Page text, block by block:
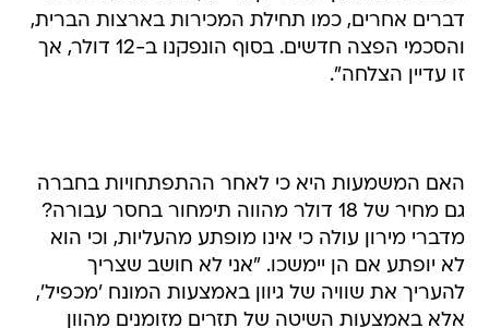
דברים אחרים, כמו תחילת המכירות בארצות הברית,
והסכמי הפצה חדשים. בסוף הונפקנו ב-12 דולר, אך
זו עדיין הצלחה".
האם המשמעות היא כי לאחר ההתפתחויות בחברה
גם מחיר של 18 דולר מהווה תימחור בחסר עבורה?
מדברי מירון עולה כי אינו מופתע מהעליות, וכי הוא
לא יופתע אם הן יימשכו. "אני לא חושב שצריך
להעריך את שוויה של גיוון באמצעות המונח 'מכפיל',
אלא באמצעות השיטה של תזרים מזומנים מהוון